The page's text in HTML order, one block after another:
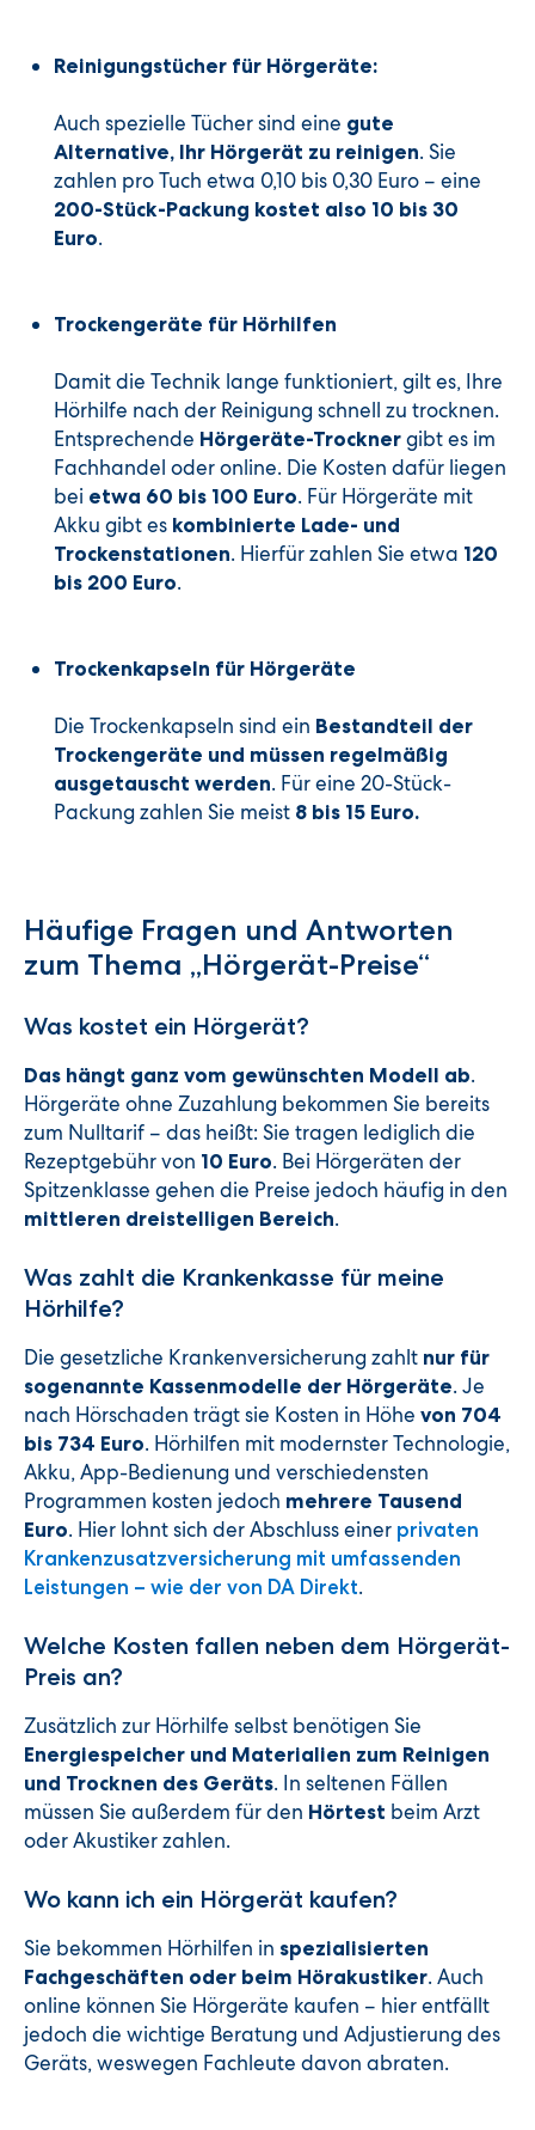
Reinigungstücher für Hörgeräte:
Auch spezielle Tücher sind eine gute
Alternative, Ihr Hörgerät zu reinigen. Sie
zahlen pro Tuch etwa 0,10 bis 0,30 Euro – eine
200-Stück-Packung kostet also 10 bis 30
Euro.
Trockengeräte für Hörhilfen
Damit die Technik lange funktioniert, gilt es, Ihre
Hörhilfe nach der Reinigung schnell zu trocknen.
Entsprechende Hörgeräte-Trockner gibt es im
Fachhandel oder online. Die Kosten dafür liegen
bei etwa 60 bis 100 Euro. Für Hörgeräte mit
Akku gibt es kombinierte Lade- und
Trockenstationen. Hierfür zahlen Sie etwa 120
bis 200 Euro.
Trockenkapseln für Hörgeräte
Die Trockenkapseln sind ein Bestandteil der
Trockengeräte und müssen regelmäßig
ausgetauscht werden. Für eine 20-Stück-
Packung zahlen Sie meist 8 bis 15 Euro.
Häufige Fragen und Antworten
zum Thema „Hörgerät-Preise“
Was kostet ein Hörgerät?
Das hängt ganz vom gewünschten Modell ab.
Hörgeräte ohne Zuzahlung bekommen Sie bereits
zum Nulltarif – das heißt: Sie tragen lediglich die
Rezeptgebühr von 10 Euro. Bei Hörgeräten der
Spitzenklasse gehen die Preise jedoch häufig in den
mittleren dreistelligen Bereich.
Was zahlt die Krankenkasse für meine
Hörhilfe?
Die gesetzliche Krankenversicherung zahlt nur für
sogenannte Kassenmodelle der Hörgeräte. Je
nach Hörschaden trägt sie Kosten in Höhe von 704
bis 734 Euro. Hörhilfen mit modernster Technologie,
Akku, App-Bedienung und verschiedensten
Programmen kosten jedoch mehrere Tausend
Euro. Hier lohnt sich der Abschluss einer privaten
Krankenzusatzversicherung mit umfassenden
Leistungen – wie der von DA Direkt.
Welche Kosten fallen neben dem Hörgerät-
Preis an?
Zusätzlich zur Hörhilfe selbst benötigen Sie
Energiespeicher und Materialien zum Reinigen
und Trocknen des Geräts. In seltenen Fällen
müssen Sie außerdem für den Hörtest beim Arzt
oder Akustiker zahlen.
Wo kann ich ein Hörgerät kaufen?
Sie bekommen Hörhilfen in spezialisierten
Fachgeschäften oder beim Hörakustiker. Auch
online können Sie Hörgeräte kaufen – hier entfällt
jedoch die wichtige Beratung und Adjustierung des
Geräts, weswegen Fachleute davon abraten.